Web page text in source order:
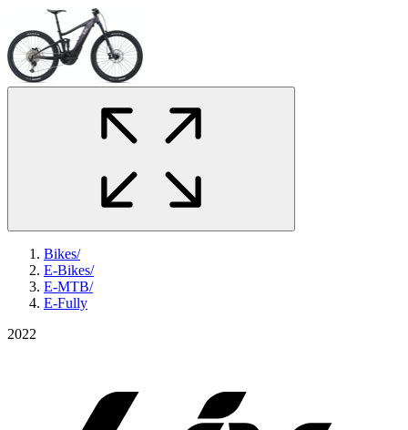
Bikes/
E-Bikes/
E-MTB/
E-Fully
2022